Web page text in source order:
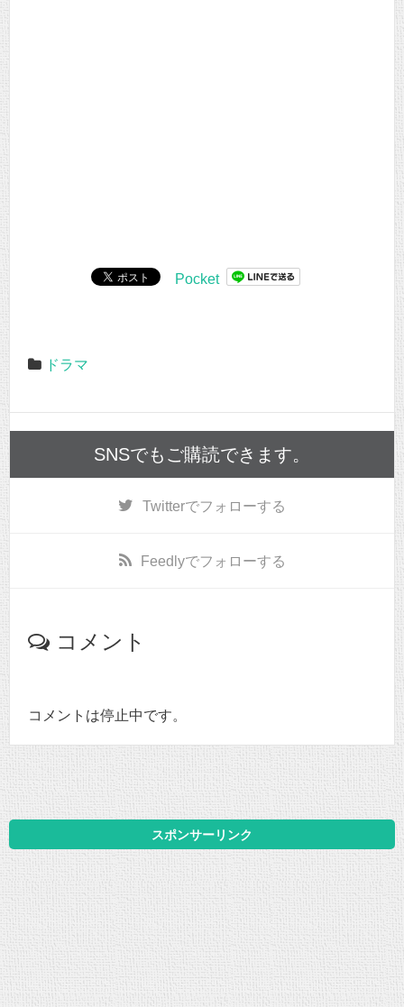
Pocket
ドラマ
SNSでもご購読できます。
Twitterでフォローする
Feedlyでフォローする
コメント
コメントは停止中です。
スポンサーリンク